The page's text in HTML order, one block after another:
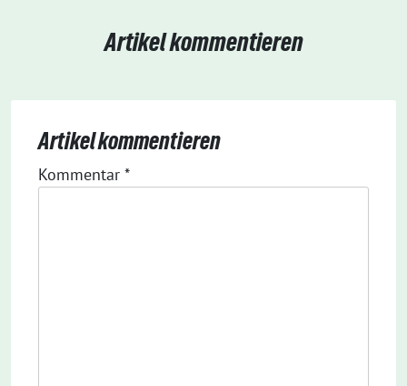
Artikel kommentieren
Artikel kommentieren
Kommentar *